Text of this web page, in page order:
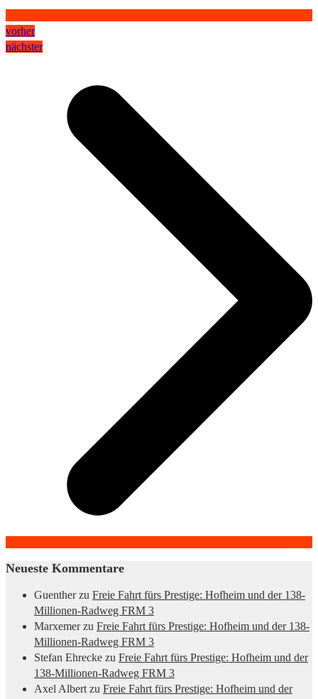
vorher
nächster
Neueste Kommentare
Guentherzu Freie Fahrt fürs Prestige: Hofheim und der 138-
Millionen-Radweg FRM 3
Marxemerzu Freie Fahrt fürs Prestige: Hofheim und der 138-
Millionen-Radweg FRM 3
Stefan Ehrecke zu Freie Fahrt fürs Prestige: Hofheim und der
138-Millionen-Radweg FRM 3
Axel Albert zu Freie Fahrt fürs Prestige: Hofheim und der